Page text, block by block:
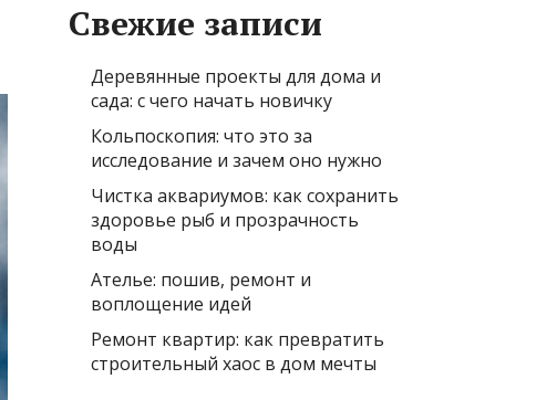
Свежие записи
Деревянные проекты для дома и
сада: с чего начать новичку
Кольпоскопия: что это за
исследование и зачем оно нужно
Чистка аквариумов: как сохранить
здоровье рыб и прозрачность
воды
Ателье: пошив, ремонт и
воплощение идей
Ремонт квартир: как превратить
строительный хаос в дом мечты